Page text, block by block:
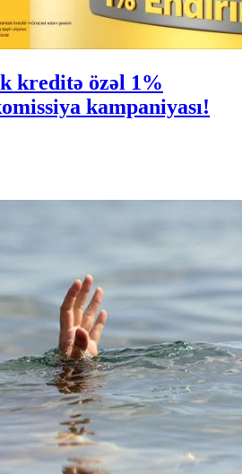
kreditə özəl 1%
kampaniyası!